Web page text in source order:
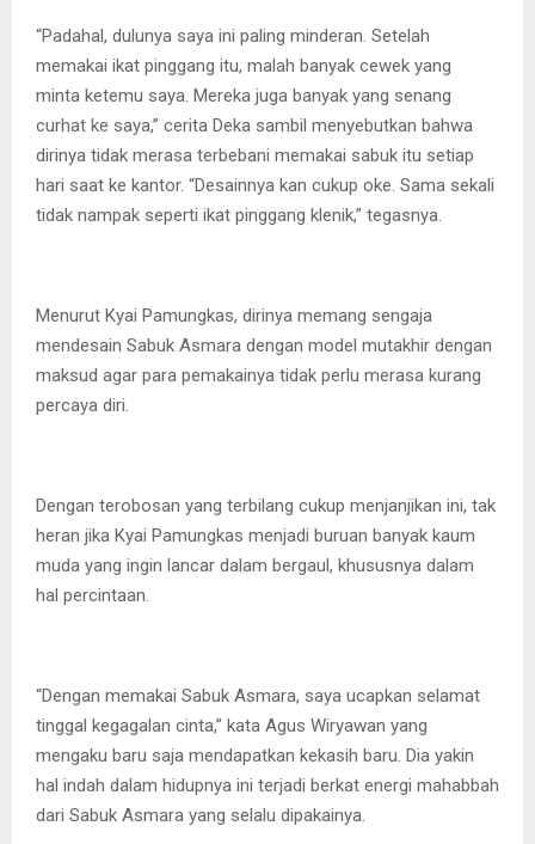
“Padahal, dulunya saya ini paling minderan. Setelah
memakai ikat pinggang itu, malah banyak cewek yang
minta ketemu saya. Mereka juga banyak yang senang
curhat ke saya,” cerita Deka sambil menyebutkan bahwa
dirinya tidak merasa terbebani memakai sabuk itu setiap
hari saat ke kantor. “Desainnya kan cukup oke. Sama sekali
tidak nampak seperti ikat pinggang klenik,” tegasnya.
Menurut Kyai Pamungkas, dirinya memang sengaja
mendesain Sabuk Asmara dengan model mutakhir dengan
maksud agar para pemakainya tidak perlu merasa kurang
percaya diri.
Dengan terobosan yang terbilang cukup menjanjikan ini, tak
heran jika Kyai Pamungkas menjadi buruan banyak kaum
muda yang ingin lancar dalam bergaul, khususnya dalam
hal percintaan.
“Dengan memakai Sabuk Asmara, saya ucapkan selamat
tinggal kegagalan cinta,” kata Agus Wiryawan yang
mengaku baru saja mendapatkan kekasih baru. Dia yakin
hal indah dalam hidupnya ini terjadi berkat energi mahabbah
dari Sabuk Asmara yang selalu dipakainya.